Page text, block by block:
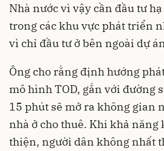
Nhà nước vì vậy cần đầu tư
trong các khu vực phát triển
vì chỉ đầu tư ở bên ngoài dự
Ông cho rằng định hướng
mô hình TOD, gắn với đường
15 phút sẽ mở ra không gian
nhà ở cho thuê. Khi khả năng
thiện, người dân không nhất